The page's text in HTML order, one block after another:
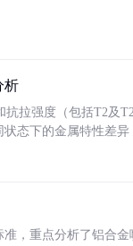
析
拉强度（包括T2及
态下的金属特性差异
，重点分析了铝合